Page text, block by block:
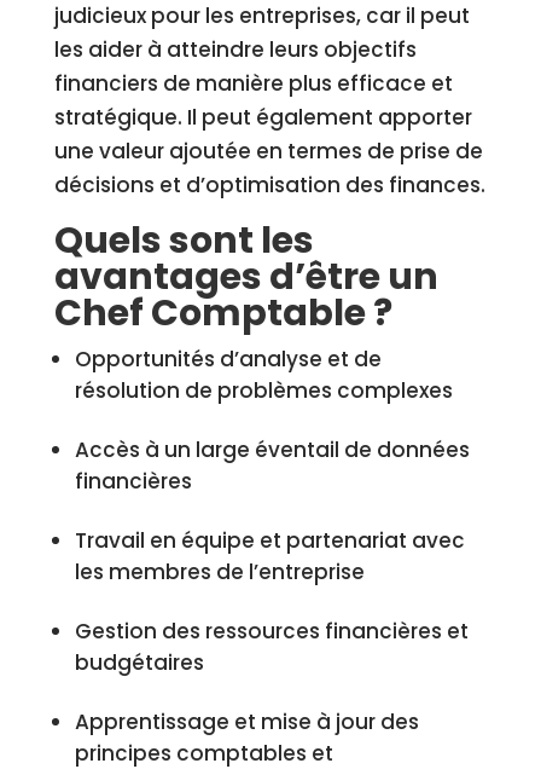
judicieux pour les entreprises, car il peut
les aider à atteindre leurs objectifs
financiers de manière plus efficace et
stratégique. Il peut également apporter
une valeur ajoutée en termes de prise de
décisions et d’optimisation des finances.
Quels sont les
avantages d’être un
Chef Comptable ?
Opportunités d’analyse et de
résolution de problèmes complexes
Accès à un large éventail de données
financières
Travail en équipe et partenariat avec
les membres de l’entreprise
Gestion des ressources financières et
budgétaires
Apprentissage et mise à jour des
principes comptables et